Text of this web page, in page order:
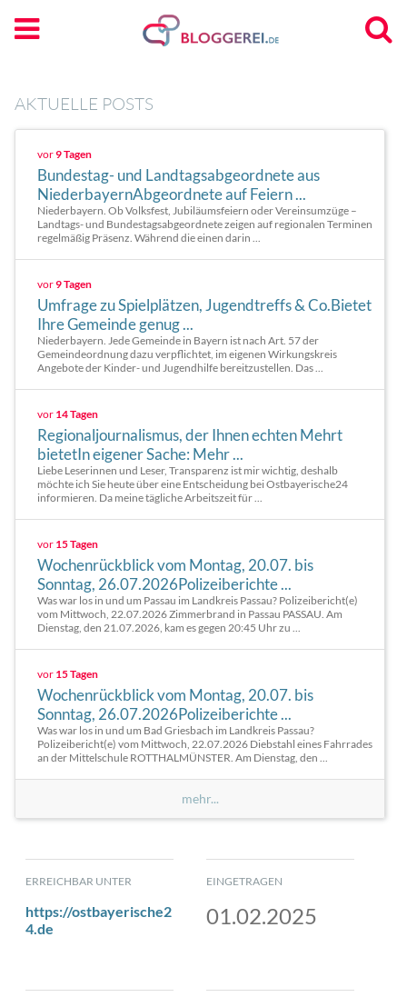
AKTUELLE POSTS
vor9 Tagen
Bundestag- und Landtagsabgeordnete aus
NiederbayernAbgeordnete auf Feiern ...
Niederbayern. Ob Volksfest, Jubiläumsfeiern oder Vereinsumzüge –
Landtags- und Bundestagsabgeordnete zeigen auf regionalen Terminen
regelmäßig Präsenz. Während die einen darin ...
vor9 Tagen
Umfrage zu Spielplätzen, Jugendtreffs & Co.Bietet
Ihre Gemeinde genug ...
Niederbayern. Jede Gemeinde in Bayern ist nach Art. 57 der
Gemeindeordnung dazu verpflichtet, im eigenen Wirkungskreis
Angebote der Kinder- und Jugendhilfe bereitzustellen. Das ...
vor 14 Tagen
Regionaljournalismus, der Ihnen echten Mehrt
bietetIn eigener Sache: Mehr ...
Liebe Leserinnen und Leser, Transparenz ist mir wichtig, deshalb
möchte ich Sie heute über eine Entscheidung bei Ostbayerische24
informieren. Da meine tägliche Arbeitszeit für ...
vor 15 Tagen
Wochenrückblick vom Montag, 20.07. bis
Sonntag, 26.07.2026Polizeiberichte ...
Was war los in und um Passau im Landkreis Passau? Polizeibericht(e)
vom Mittwoch, 22.07.2026 Zimmerbrand in Passau PASSAU. Am
Dienstag, den 21.07.2026, kam es gegen 20:45 Uhr zu ...
vor 15 Tagen
Wochenrückblick vom Montag, 20.07. bis
Sonntag, 26.07.2026Polizeiberichte ...
Was war los in und um Bad Griesbach im Landkreis Passau?
Polizeibericht(e) vom Mittwoch, 22.07.2026 Diebstahl eines Fahrrades
an der Mittelschule ROTTHALMÜNSTER. Am Dienstag, den ...
mehr...
ERREICHBAR UNTER
https://ostbayerische2
4.de
EINGETRAGEN
01.02.2025